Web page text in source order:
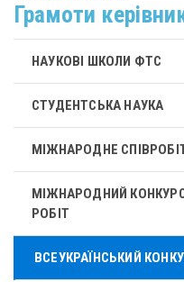
Грамоти
НАУКОВІ ШКОЛИ ФТС
СТУДЕНТСЬКА НАУКА
МІЖНАРОДНЕ
МІЖНАРОДНИЙ
РОБІТ
ВСЕУКРАЇНСЬКИЙ